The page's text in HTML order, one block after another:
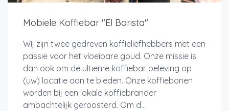
Mobiele Koffiebar "El Barista"
Wij zijn twee gedreven koffieliefhebbers met een
passie voor het vloeibare goud. Onze missie is
dan ook om de ultieme koffiebar beleving op
(uw) locatie aan te bieden. Onze koffiebonen
worden bij een lokale koffiebrander
ambachtelijk geroosterd. Om d...